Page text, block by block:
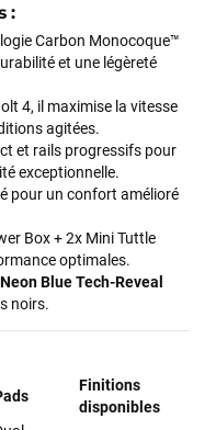
:
Carbon Monocoque™
et une légèreté
4, il maximise la vitesse
agitées.
et rails progressifs pour
exceptionnelle.
pour un confort amélioré
Box + 2x Mini Tuttle
optimales.
Neon Blue Tech-Reveal
noirs.
Finitions
disponibles